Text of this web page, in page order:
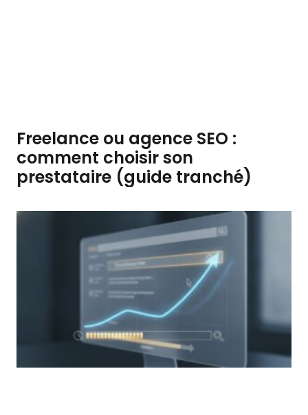
Freelance ou agence SEO :
comment choisir son
prestataire (guide tranché)